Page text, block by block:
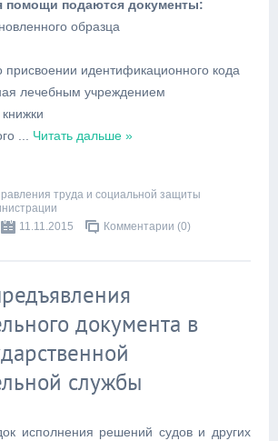
помощи подаются документы:
образца
присвоении идентификационного кода
лечебным учреждением
Читать дальше »
труда и социальной защиты
11.11.2015 Комментарии (0)
документа в
службы
исполнения решений судов и других